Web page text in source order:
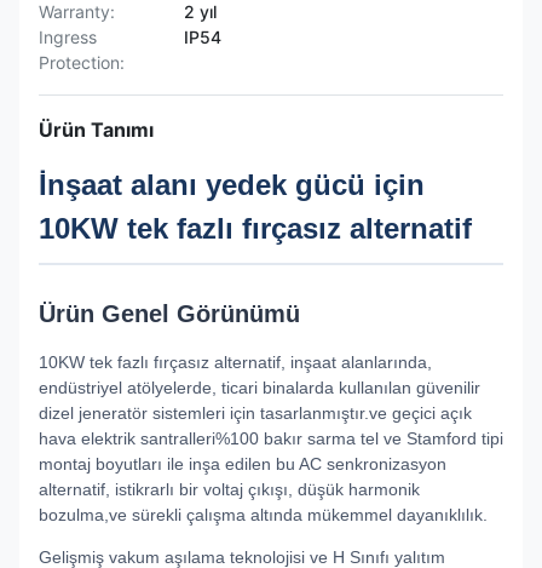
Warranty:
2 yıl
Ingress
Protection:
IP54
Ürün Tanımı
İnşaat alanı yedek gücü için
10KW tek fazlı fırçasız alternatif
Ürün Genel Görünümü
10KW tek fazlı fırçasız alternatif, inşaat alanlarında,
endüstriyel atölyelerde, ticari binalarda kullanılan güvenilir
dizel jeneratör sistemleri için tasarlanmıştır.ve geçici açık
hava elektrik santralleri%100 bakır sarma tel ve Stamford tipi
montaj boyutları ile inşa edilen bu AC senkronizasyon
alternatif, istikrarlı bir voltaj çıkışı, düşük harmonik
bozulma,ve sürekli çalışma altında mükemmel dayanıklılık.
Gelişmiş vakum aşılama teknolojisi ve H Sınıfı yalıtım